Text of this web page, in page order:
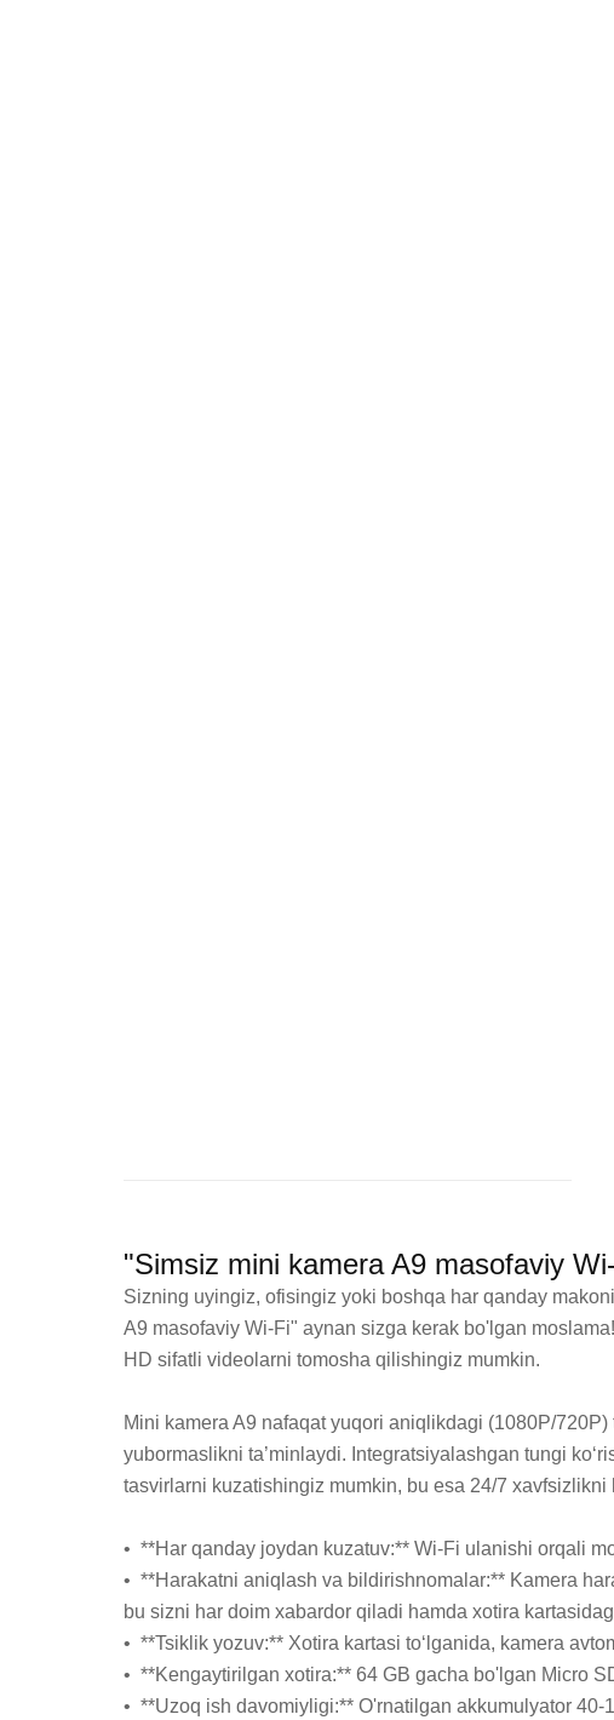
"Simsiz mini kamera A9 masofaviy
Sizning uyingiz, ofisingiz yoki boshqa har qanday
A9 masofaviy Wi-Fi" aynan sizga kerak bo'lgan
HD sifatli videolarni tomosha qilishingiz mumkin.
Mini kamera A9 nafaqat yuqori aniqlikdagi (1080P/
yubormaslikni ta’minlaydi. Integratsiyalashgan tungi
tasvirlarni kuzatishingiz mumkin, bu esa 24/7 xavfsizlikni
•  **Har qanday joydan kuzatuv:** Wi-Fi ulanishi orqali
•  **Harakatni aniqlash va bildirishnomalar:** Kamera
bu sizni har doim xabardor qiladi hamda xotira
•  **Tsiklik yozuv:** Xotira kartasi to‘lganida, kamera
•  **Kengaytirilgan xotira:** 64 GB gacha bo'lgan Micro
•  **Uzoq ish davomiyligi:** O'rnatilgan akkumulyator